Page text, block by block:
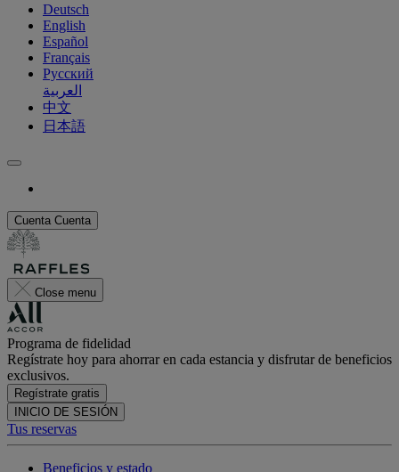
Deutsch
English
Español
Français
Русский
العربية
中文
日本語
Cuenta Cuenta
Close menu
Programa de fidelidad
Regístrate hoy para ahorrar en cada estancia y disfrutar de beneficios
exclusivos.
Regístrate gratis
INICIO DE SESIÓN
Tus reservas
Beneficios y estado